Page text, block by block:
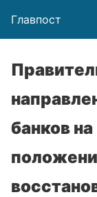
Главпост
банков